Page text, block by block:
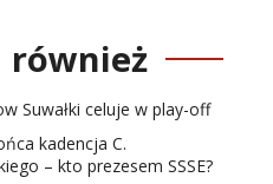
również
Suwałki celuje w play-off
kadencja C.
– kto prezesem SSSE?